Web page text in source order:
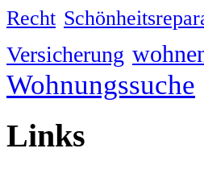
Recht
Versicherung
Wohnungssuche
Links